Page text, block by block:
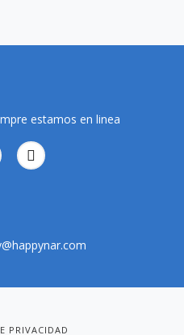
estamos en linea
PRIVACIDAD